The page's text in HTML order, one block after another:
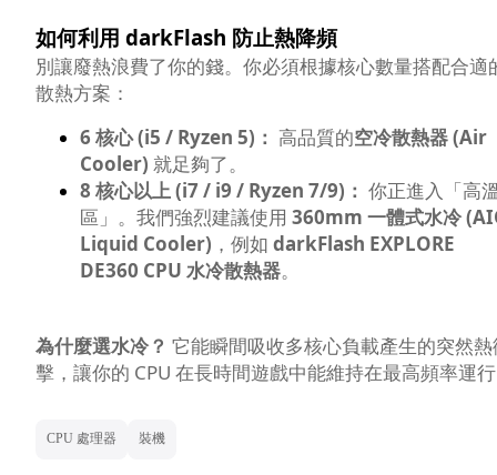
如何利用 darkFlash 防止熱降頻
別讓廢熱浪費了你的錢。你必須根據核心數量搭配合適
散熱方案：
6 核心 (i5 / Ryzen 5)： 高品質的空冷散熱器 (Air
Cooler) 就足夠了。
8 核心以上 (i7 / i9 / Ryzen 7/9)： 你正進入「高
區」。我們強烈建議使用 360mm 一體式水冷
Liquid Cooler) ，例如 darkFlash EXPLORE
DE360 CPU 水冷散熱器。
為什麼選水冷？ 它能瞬間吸收多核心負載產生的突然
擊，讓你的 CPU 在長時間遊戲中能維持在最高頻率運
CPU 處理器 裝機